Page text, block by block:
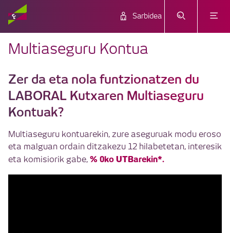
Sarbidea
Multiaseguru Kontua
Zer da eta nola funtzionatzen du
LABORAL Kutxaren Multiaseguru
Kontuak?
Multiaseguru kontuarekin, zure aseguruak modu eroso
eta malguan ordain ditzakezu 12 hilabetetan, interesik
eta komisiorik gabe, % 0ko UTBarekin*.